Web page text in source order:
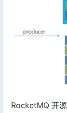
RocketMQ 开